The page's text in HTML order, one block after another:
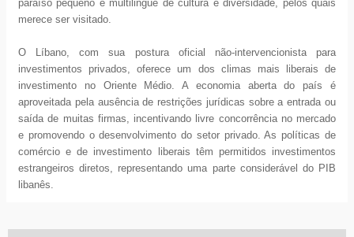
paraíso pequeno e multilingue de cultura e diversidade, pelos quais
merece ser visitado.
O Líbano, com sua postura oficial não-intervencionista para
investimentos privados, oferece um dos climas mais liberais de
investimento no Oriente Médio. A economia aberta do país é
aproveitada pela ausência de restrições jurídicas sobre a entrada ou
saída de muitas firmas, incentivando livre concorrência no mercado
e promovendo o desenvolvimento do setor privado. As políticas de
comércio e de investimento liberais têm permitidos investimentos
estrangeiros diretos, representando uma parte considerável do PIB
libanês.